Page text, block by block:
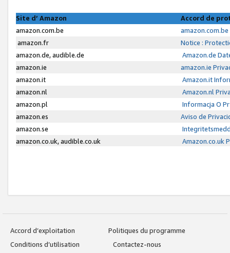
Site d’ Amazon
Accord de
amazon.com.be
amazon.fr
Notice :
amazon.de, audible.de
Amazon.de
amazon.ie
amazon.ie
amazon.it
Amazon.it
amazon.nl
Amazon.nl
amazon.pl
Informacja O
amazon.es
Aviso de
amazon.se
amazon.co.uk, audible.co.uk
Amazon.co.uk
Accord d’exploitation
Politiques du programme
Conditions d’utilisation
Contactez-nous